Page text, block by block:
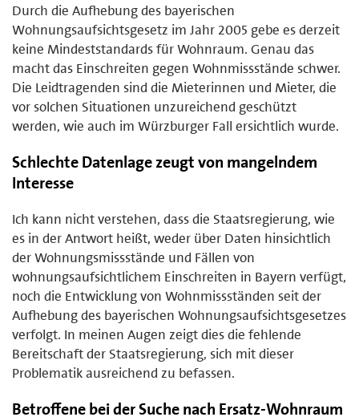
Durch die Aufhebung des bayerischen
Wohnungsaufsichtsgesetz im Jahr 2005 gebe es derzeit
keine Mindeststandards für Wohnraum. Genau das
macht das Einschreiten gegen Wohnmissstände schwer.
Die Leidtragenden sind die Mieterinnen und Mieter, die
vor solchen Situationen unzureichend geschützt
werden, wie auch im Würzburger Fall ersichtlich wurde.
Schlechte Datenlage zeugt von mangelndem
Interesse
Ich kann nicht verstehen, dass die Staatsregierung, wie
es in der Antwort heißt, weder über Daten hinsichtlich
der Wohnungsmissstände und Fällen von
wohnungsaufsichtlichem Einschreiten in Bayern verfügt,
noch die Entwicklung von Wohnmissständen seit der
Aufhebung des bayerischen Wohnungsaufsichtsgesetzes
verfolgt. In meinen Augen zeigt dies die fehlende
Bereitschaft der Staatsregierung, sich mit dieser
Problematik ausreichend zu befassen.
Betroffene bei der Suche nach Ersatz-Wohnraum